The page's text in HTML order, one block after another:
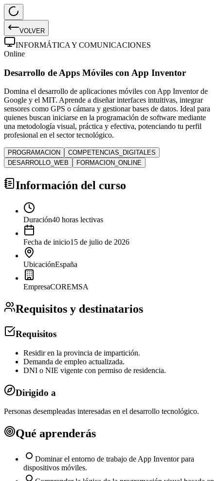
VOLVER
INFORMÁTICA Y COMUNICACIONES
Online
Desarrollo de Apps Móviles con App Inventor
Domina el desarrollo de aplicaciones móviles con App Inventor de
Google y el MIT. Aprende a diseñar interfaces intuitivas, integrar
sensores como GPS o cámara y gestionar bases de datos. Ideal para
quienes buscan iniciarse en la programación de software mediante
una metodología visual, práctica y efectiva, potenciando tu perfil
profesional en el sector tecnológico.
PROGRAMACION
COMPETENCIAS_DIGITALES
DESARROLLO_WEB
FORMACION_ONLINE
Información del curso
Duración40 horas lectivas
Fecha de inicio15 de julio de 2026
UbicaciónEspaña
EmpresaCOREMSA
Requisitos y destinatarios
Requisitos
Residir en la provincia de impartición.
Demanda de empleo actualizada.
DNI o NIE vigente con permiso de residencia.
Dirigido a
Personas desempleadas interesadas en el desarrollo tecnológico.
Qué aprenderás
Dominar el entorno de trabajo de App Inventor para
dispositivos móviles.